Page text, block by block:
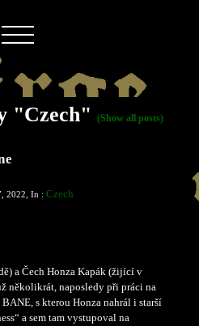
"Czech" (Show all posts)
2022, In : Czech
a Čech Honza Kapák (žijící v
několikrát, naposledy při práci na
s kterou Honza nahrál i starší
a sem tam vystupoval na